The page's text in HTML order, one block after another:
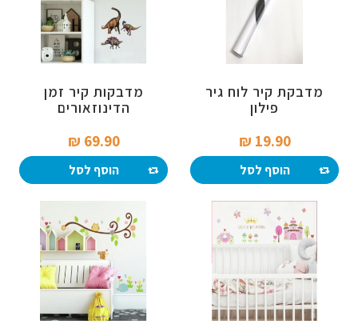
מדבקת קיר לוח גיר
פילון
19.90 ₪‎
הוסף לסל
מדבקות קיר זמן
הדינוזאורים
69.90 ₪‎
הוסף לסל